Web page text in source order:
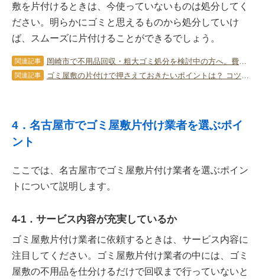
敷を片付けるときは、今使っていないものは処分してく
ださい。明らかにゴミと思えるものから処分していけ
ば、スムーズに片付けることができるでしょう。
関連記事
関連記事
4．名古屋市でゴミ屋敷片付け業者を選ぶポイ
ント
ここでは、名古屋市でゴミ屋敷片付け業者を選ぶポイン
トについて説明します。
4-1．サービス内容が充実しているか
ゴミ屋敷片付け業者に依頼するときは、サービス内容に
注目してください。ゴミ屋敷片付け業者の中には、ゴミ
屋敷の不用品を仕分けるだけで回収まで行っていないと